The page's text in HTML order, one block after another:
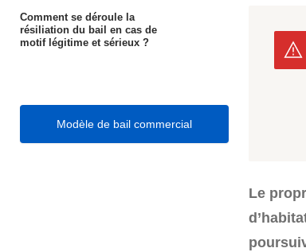
Comment se déroule la
résiliation du bail en cas de
motif légitime et sérieux ?
Modèle de bail commercial
Le